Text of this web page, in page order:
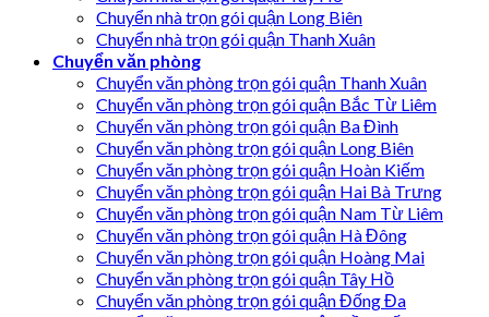
Chuyển nhà trọn gói quận Long Biên
Chuyển nhà trọn gói quận Thanh Xuân
Chuyển văn phòng
Chuyển văn phòng trọn gói quận Thanh Xuân
Chuyển văn phòng trọn gói quận Bắc Từ Liêm
Chuyển văn phòng trọn gói quận Ba Đình
Chuyển văn phòng trọn gói quận Long Biên
Chuyển văn phòng trọn gói quận Hoàn Kiếm
Chuyển văn phòng trọn gói quận Hai Bà Trưng
Chuyển văn phòng trọn gói quận Nam Từ Liêm
Chuyển văn phòng trọn gói quận Hà Đông
Chuyển văn phòng trọn gói quận Hoàng Mai
Chuyển văn phòng trọn gói quận Tây Hồ
Chuyển văn phòng trọn gói quận Đống Đa